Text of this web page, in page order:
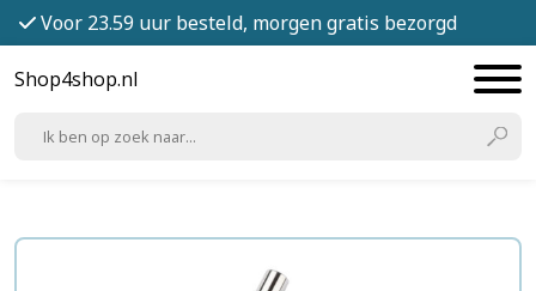
Voor 23.59 uur besteld, morgen gratis bezorgd
Shop4shop.nl